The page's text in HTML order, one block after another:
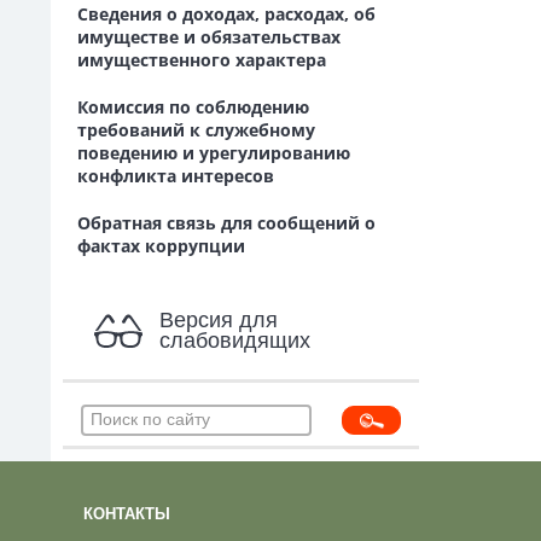
Сведения о доходах, расходах, об
имуществе и обязательствах
имущественного характера
Комиссия по соблюдению
требований к служебному
поведению и урегулированию
конфликта интересов
Обратная связь для сообщений о
фактах коррупции
Версия для
слабовидящих
КОНТАКТЫ